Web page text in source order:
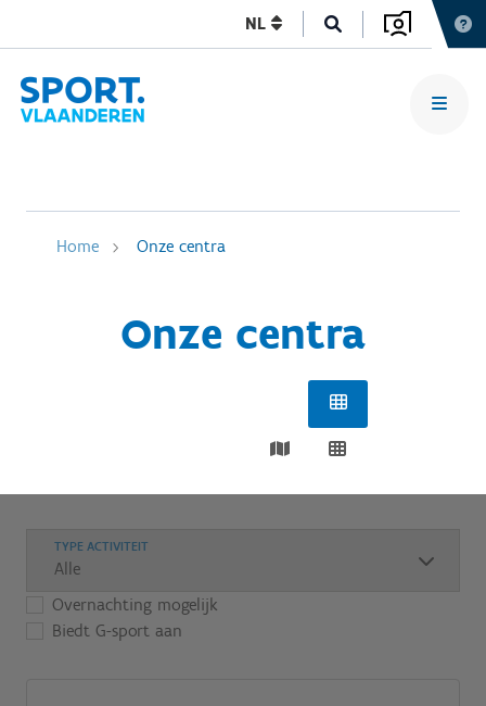
NL
Home Onze centra
Onze centra
TYPE ACTIVITEIT
Overnachting mogelijk
Biedt G-sport aan